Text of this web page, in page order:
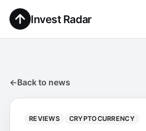
Invest Radar
←Back to news
REVIEWS CRYPTOCURRENCY